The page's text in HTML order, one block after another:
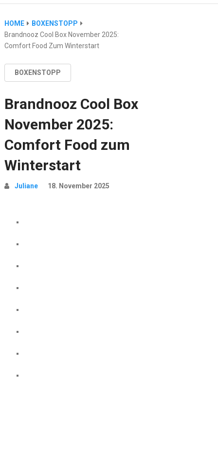
HOME
BOXENSTOPP
Brandnooz Cool Box November 2025:
Comfort Food Zum Winterstart
BOXENSTOPP
Brandnooz Cool Box
November 2025:
Comfort Food zum
Winterstart
Juliane 18. November 2025